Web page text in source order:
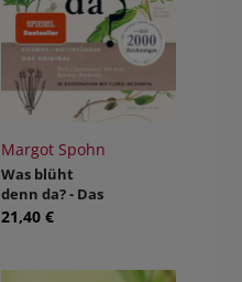
Margot Spohn
Was blüht
denn da? - Das
Original
21,40 €